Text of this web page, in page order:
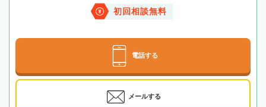
初回相談無料
電話する
メールする